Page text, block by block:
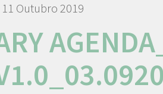
11 Outubro 2019